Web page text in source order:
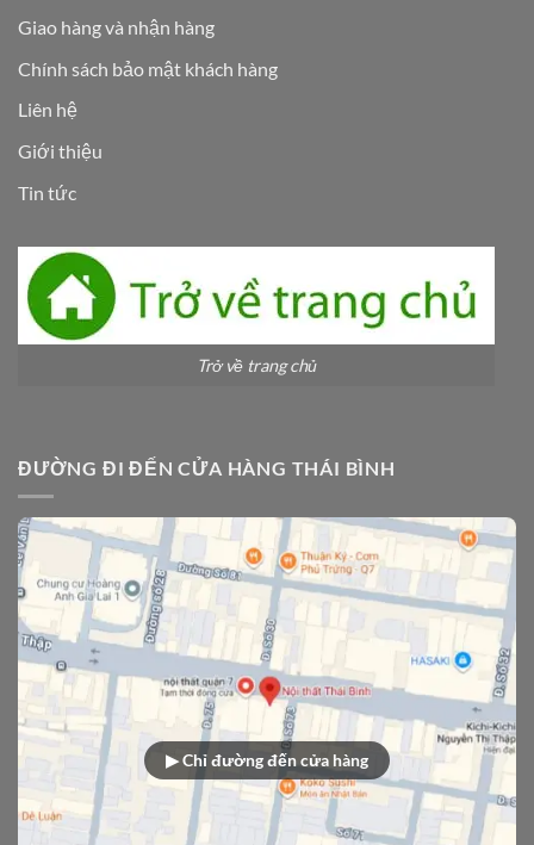
Giao hàng và nhận hàng
Chính sách bảo mật khách hàng
Liên hệ
Giới thiệu
Tin tức
Trở về trang chủ
ĐƯỜNG ĐI ĐẾN CỬA HÀNG THÁI BÌNH
▶ Chỉ đường đến cửa hàng